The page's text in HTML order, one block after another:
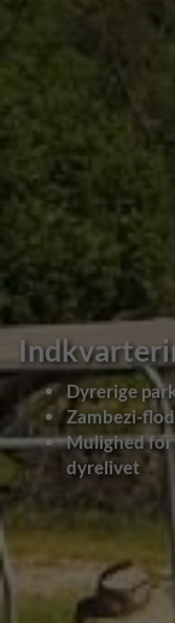
Dyrerige
Zambezi-
Mulighed
dyrelivet